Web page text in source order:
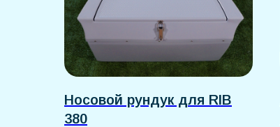
Носовой рундук для RIB
380